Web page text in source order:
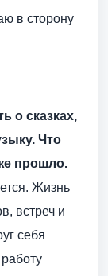
в сторону
о сказках,
Что
прошло.
Жизнь
встреч и
себя